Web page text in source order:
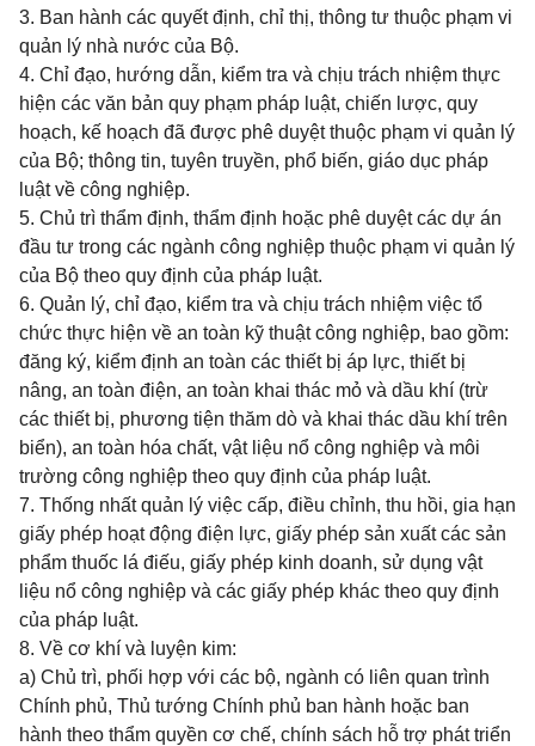
3. Ban hành các quyết định, chỉ thị, thông tư thuộc phạm vi
quản lý nhà nước của Bộ.
4. Chỉ đạo, hướng dẫn, kiểm tra và chịu trách nhiệm thực
hiện các văn bản quy phạm pháp luật, chiến lược, quy
hoạch, kế hoạch đã được phê duyệt thuộc phạm vi quản lý
của Bộ; thông tin, tuyên truyền, phổ biến, giáo dục pháp
luật về công nghiệp.
5. Chủ trì thẩm định, thẩm định hoặc phê duyệt các dự án
đầu tư trong các ngành công nghiệp thuộc phạm vi quản lý
của Bộ theo quy định của pháp luật.
6. Quản lý, chỉ đạo, kiểm tra và chịu trách nhiệm việc tổ
chức thực hiện về an toàn kỹ thuật công nghiệp, bao gồm:
đăng ký, kiểm định an toàn các thiết bị áp lực, thiết bị
nâng, an toàn điện, an toàn khai thác mỏ và dầu khí (trừ
các thiết bị, phương tiện thăm dò và khai thác dầu khí trên
biển), an toàn hóa chất, vật liệu nổ công nghiệp và môi
trường công nghiệp theo quy định của pháp luật.
7. Thống nhất quản lý việc cấp, điều chỉnh, thu hồi, gia hạn
giấy phép hoạt động điện lực, giấy phép sản xuất các sản
phẩm thuốc lá điếu, giấy phép kinh doanh, sử dụng vật
liệu nổ công nghiệp và các giấy phép khác theo quy định
của pháp luật.
8. Về cơ khí và luyện kim:
a) Chủ trì, phối hợp với các bộ, ngành có liên quan trình
Chính phủ, Thủ tướng Chính phủ ban hành hoặc ban
hành theo thẩm quyền cơ chế, chính sách hỗ trợ phát triển